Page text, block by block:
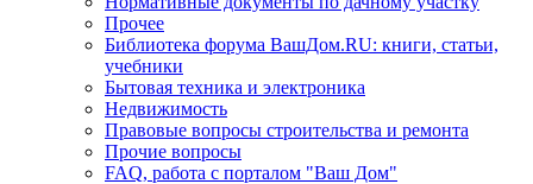
Прочее
Библиотека форума ВашДом.RU: книги, статьи,
учебники
Бытовая техника и электроника
Недвижимость
Правовые вопросы строительства и ремонта
Прочие вопросы
FAQ, работа с порталом "Ваш Дом"